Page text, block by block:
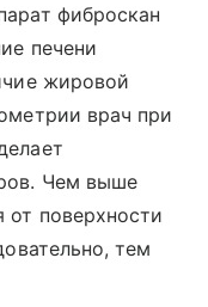
фиброскан
печени
жировой
врач при
Чем выше
поверхности
тем